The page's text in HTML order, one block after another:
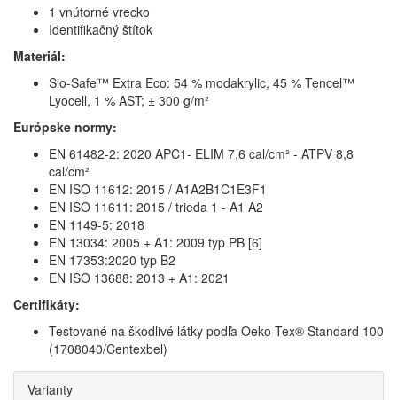
1 vnútorné vrecko
Identifikačný štítok
Materiál:
Sio-Safe™ Extra Eco: 54 % modakrylic, 45 % Tencel™
Lyocell, 1 % AST; ± 300 g/m²
Európske normy:
EN 61482-2: 2020 APC1- ELIM 7,6 cal/cm² - ATPV 8,8
cal/cm²
EN ISO 11612: 2015 / A1A2B1C1E3F1
EN ISO 11611: 2015 / trieda 1 - A1 A2
EN 1149-5: 2018
EN 13034: 2005 + A1: 2009 typ PB [6]
EN 17353:2020 typ B2
EN ISO 13688: 2013 + A1: 2021
Certifikáty:
Testované na škodlivé látky podľa Oeko-Tex® Standard 100
(1708040/Centexbel)
Varianty